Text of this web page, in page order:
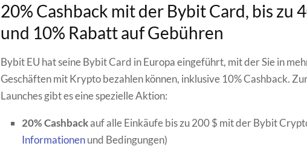
20% Cashback mit der Bybit Card, bis zu
und 10% Rabatt auf Gebühren
Bybit EU hat seine Bybit Card in Europa eingeführt, mit der Sie in
Geschäften mit Krypto bezahlen können, inklusive 10% Cashback.
Launches gibt es eine spezielle Aktion:
20% Cashbackauf alle Einkäufe bis zu 200 $ mit der Bybit
Informationenund Bedingungen)